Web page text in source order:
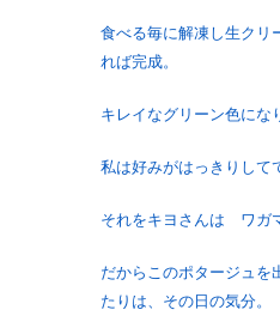
食べる毎に解凍し生クリ
れば完成。
キレイなグリーン色にな
私は好みがはっきりして
それをキヨさんは ワガ
だからこのポタージュ
たりは、その日の気分。